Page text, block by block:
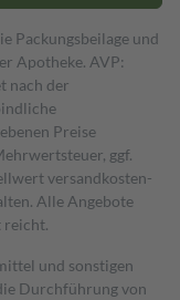
Packungsbeilage und
Apotheke. AVP:
nach der
Preise
ggf.
versand­kosten­
Alle Angebote
reicht.
und sonstigen
Durchführung von